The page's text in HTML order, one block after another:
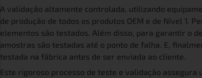
A validação altamente controlada, utilizando
de produção de todos os produtos OEM e de Nível 1.
elementos são testados. Além disso, para garantir o
amostras são testadas até o ponto de falha. E,
testada na fábrica antes de ser enviada ao cliente.
Este rigoroso processo de teste e validação assegura